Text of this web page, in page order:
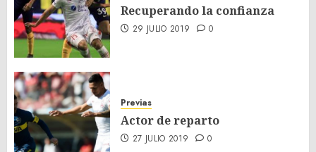
Recuperando la confianza
29 JULIO 2019 0
Previas
Actor de reparto
27 JULIO 2019 0